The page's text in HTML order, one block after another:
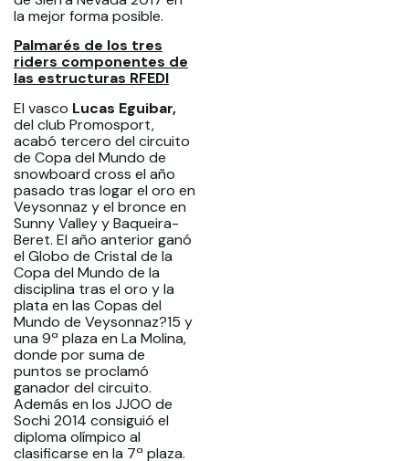
la mejor forma posible.
Palmarés de los tres
riders componentes de
las estructuras RFEDI
El vasco Lucas Eguibar,
del club Promosport,
acabó tercero del circuito
de Copa del Mundo de
snowboard cross el año
pasado tras logar el oro en
Veysonnaz y el bronce en
Sunny Valley y Baqueira-
Beret. El año anterior ganó
el Globo de Cristal de la
Copa del Mundo de la
disciplina tras el oro y la
plata en las Copas del
Mundo de Veysonnaz?15 y
una 9ª plaza en La Molina,
donde por suma de
puntos se proclamó
ganador del circuito.
Además en los JJOO de
Sochi 2014 consiguió el
diploma olímpico al
clasificarse en la 7ª plaza.